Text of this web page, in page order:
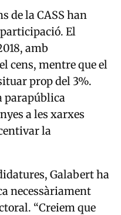
de la CASS han
El
amb
cens, mentre que el
prop del 3%.
parapública
a les xarxes
la
Galabert ha
necessàriament
“Creiem que